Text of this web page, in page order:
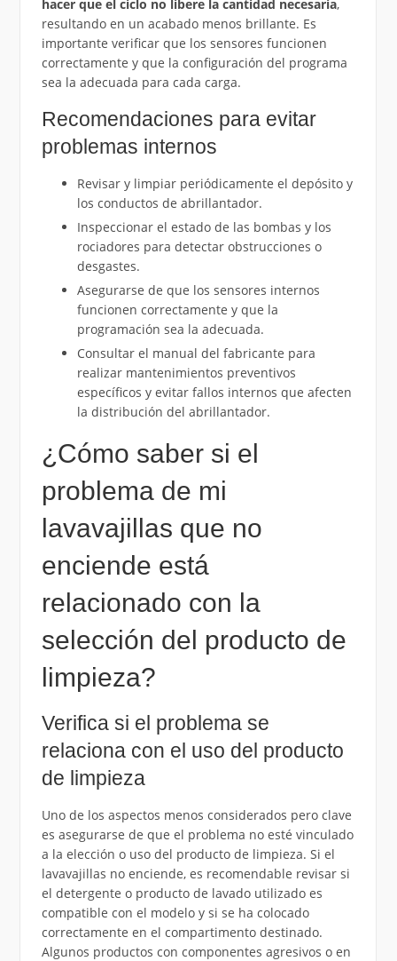
hacer que el ciclo no libere la cantidad necesaria,
resultando en un acabado menos brillante. Es
importante verificar que los sensores funcionen
correctamente y que la configuración del programa
sea la adecuada para cada carga.
Recomendaciones para evitar
problemas internos
Revisar y limpiar periódicamente el depósito y
los conductos de abrillantador.
Inspeccionar el estado de las bombas y los
rociadores para detectar obstrucciones o
desgastes.
Asegurarse de que los sensores internos
funcionen correctamente y que la
programación sea la adecuada.
Consultar el manual del fabricante para
realizar mantenimientos preventivos
específicos y evitar fallos internos que afecten
la distribución del abrillantador.
¿Cómo saber si el
problema de mi
lavavajillas que no
enciende está
relacionado con la
selección del producto de
limpieza?
Verifica si el problema se
relaciona con el uso del producto
de limpieza
Uno de los aspectos menos considerados pero clave
es asegurarse de que el problema no esté vinculado
a la elección o uso del producto de limpieza. Si el
lavavajillas no enciende, es recomendable revisar si
el detergente o producto de lavado utilizado es
compatible con el modelo y si se ha colocado
correctamente en el compartimento destinado.
Algunos productos con componentes agresivos o en